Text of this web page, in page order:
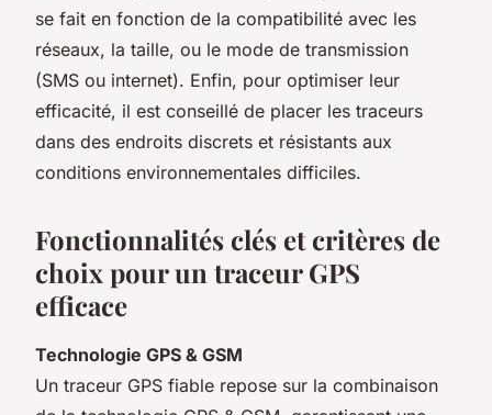
se fait en fonction de la compatibilité avec les
réseaux, la taille, ou le mode de transmission
(SMS ou internet). Enfin, pour optimiser leur
efficacité, il est conseillé de placer les traceurs
dans des endroits discrets et résistants aux
conditions environnementales difficiles.
Fonctionnalités clés et critères de
choix pour un traceur GPS
efficace
Technologie GPS & GSM
Un traceur GPS fiable repose sur la combinaison